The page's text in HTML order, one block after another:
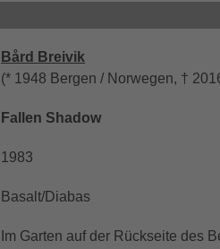
Bård Breivik
(* 1948 Bergen / Norwegen, †
Fallen Shadow
1983
Basalt/Diabas
Im Garten auf der Rückseite des